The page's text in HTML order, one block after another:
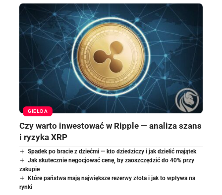
GIEŁDA
Czy warto inwestować w Ripple — analiza szans
i ryzyka XRP
Spadek po bracie z dziećmi — kto dziedziczy i jak dzielić majątek
Jak skutecznie negocjować cenę, by zaoszczędzić do 40% przy
zakupie
Które państwa mają największe rezerwy złota i jak to wpływa na
rynki